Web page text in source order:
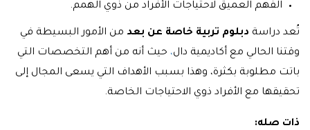
الفهم العميق لاحتياجات الأفراد من ذوي الهمم.
تُعد دراسة دبلوم تربية خاصة عن بعد من الأمور البسيطة في
وقتنا الحالي مع أكاديمية دال، حيث أنه من أهم التخصصات التي
باتت مطلوبة بكثرة، وهذا بسبب الأهداف التي يسعى المجال إلى
تحقيقها مع الأفراد ذوي الاحتياجات الخاصة.
ذات صله: